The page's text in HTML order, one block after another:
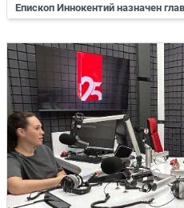
Епископ Иннокентий назначен